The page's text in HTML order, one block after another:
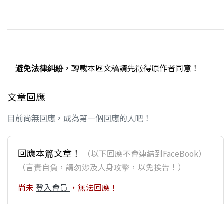
避免法律糾紛，轉載本區文稿請先徵得原作者同意！
文章回應
目前尚無回應，成為第一個回應的人吧！
回應本篇文章！
（以下回應不會連結到FaceBook）
（言責自負，請勿涉及人身攻擊，以免挨告！）
尚未 登入會員 ，無法回應！